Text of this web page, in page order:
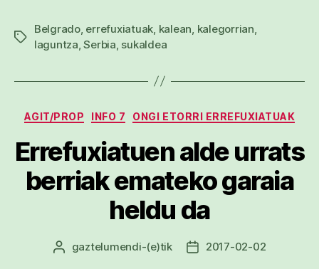
Etiketak
Belgrado, errefuxiatuak kalean kalegorrian
laguntza ,Serbia sukaldea
Kategoriak
AGIT/PROP INFO 7 ONGI ETORRI ERREFUXIATUAK
Errefuxiatuen alde urrats
berriak emateko garaia
heldu da
Argitalpenaren
gaztelumendi-(e)tik
Argitalpenaren
2017-02-02